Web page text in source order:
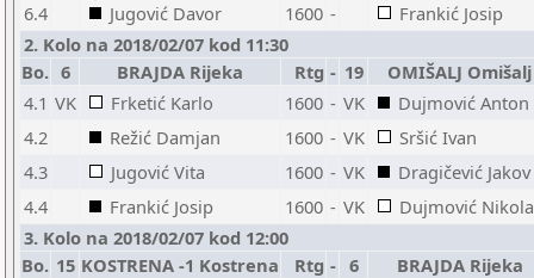
6.4
Jugović Davor 1600 -
Frankić Josip
2. Kolo na 2018/02/07 kod 11:30
Bo. 6 BRAJDA Rijeka Rtg - 19
OMIŠALJ Omišalj
4.1 VK Frketić Karlo 1600 - VK
Dujmović Anton
4.2
Režić Damjan 1600 - VK
Sršić Ivan
4.3
Jugović Vita 1600 - VK
Dragičević Jakov
4.4
Frankić Josip 1600 - VK
Dujmović Nikola
3. Kolo na 2018/02/07 kod 12:00
Bo. 15 KOSTRENA -1 Kostrena Rtg - 6
BRAJDA Rijeka